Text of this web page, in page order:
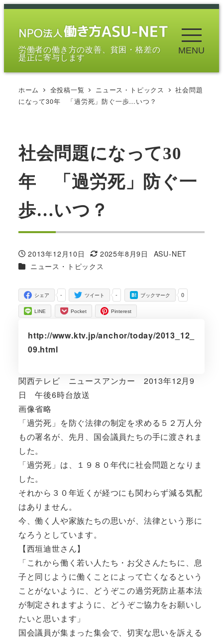
メ
労働者の働き方の改善、貧困・格差の
是正に寄与します
MENU
ホーム 全投稿一覧 ニュース・トピックス
社会問題
になって30年 「過労死」防ぐ一歩…いつ？
社会問題になって30
年 「過労死」防ぐ一
歩…いつ？
投稿日
2013年12月10日
更新日
2025年8月9日
著
ASU-NET
カテゴリー
ニュース・トピックス
-
シェア -
ツイート 0
ブックマーク
LINE Pocket Pinterest
http://www.ktv.jp/anchor/today/2013_12_
09.html
関西テレビ ニュースアンカー 2013年12月9
日 午後6時台放送
画像省略
「過労死」を防ぐ法律の制定を求める５２万人分
もの署名が、先月、国会議員たちの手に渡されま
した。
「過労死」は、１９８０年代に社会問題となりま
した。
それから３０年近くが経つにも関わらず減る気配
はありません。
今、働く人や家族たちの思いが、法律という形に
なろうとしています。
【西垣迪世さん】
「これから働く若い人たち・お父さんたちに、息
子と同じように働くことによって亡くなるという
ことがないように、どうぞこの過労死防止基本法
が制定されますように、どうぞご協力をお願いし
たいと思います」
国会議員が集まった集会で、切実な思いを訴える